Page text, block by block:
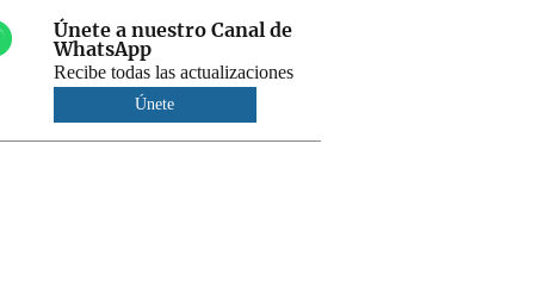
Únete a nuestro Canal de
WhatsApp
Recibe todas las actualizaciones
Únete